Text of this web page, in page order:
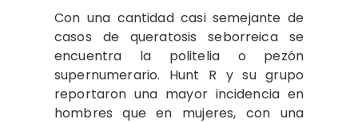
Con una cantidad casi semejante de
casos de queratosis seborreica se
encuentra la politelia o pezón
supernumerario. Hunt R y su grupo
reportaron una mayor incidencia en
hombres que en mujeres, con una